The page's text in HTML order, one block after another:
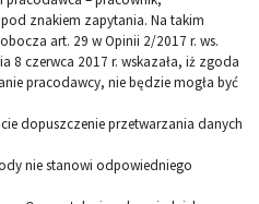
znakiem zapytania. Na takim
art. 29 w Opinii 2/2017 r. ws.
8 czerwca 2017 r. wskazała, iż zgoda
pracodawcy, nie będzie mogła być
dopuszczenie przetwarzania danych
nie stanowi odpowiedniego